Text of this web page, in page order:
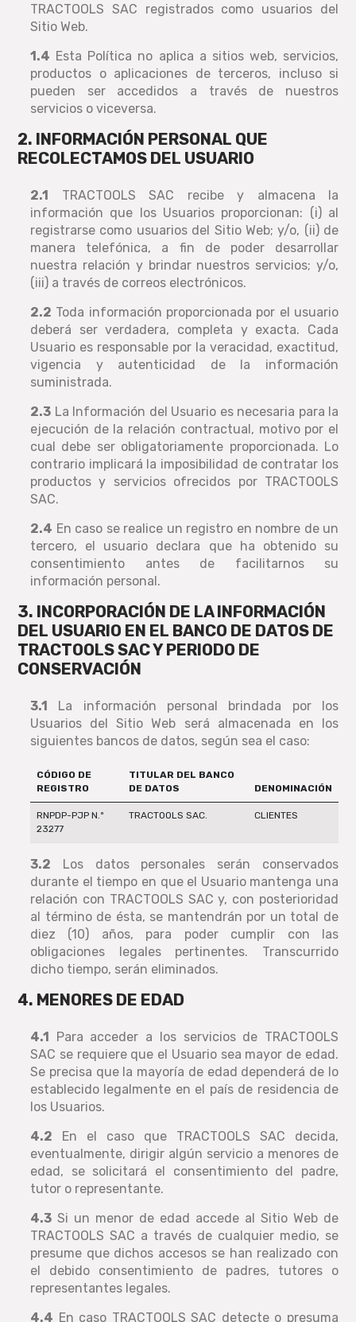
TRACTOOLS SAC registrados como usuarios del
Sitio Web.
1.4 Esta Política no aplica a sitios web, servicios,
productos o aplicaciones de terceros, incluso si
pueden ser accedidos a través de nuestros
servicios o viceversa.
2. INFORMACIÓN PERSONAL QUE
RECOLECTAMOS DEL USUARIO
2.1 TRACTOOLS SAC recibe y almacena la
información que los Usuarios proporcionan: (i) al
registrarse como usuarios del Sitio Web; y/o, (ii) de
manera telefónica, a fin de poder desarrollar
nuestra relación y brindar nuestros servicios; y/o,
(iii) a través de correos electrónicos.
2.2 Toda información proporcionada por el usuario
deberá ser verdadera, completa y exacta. Cada
Usuario es responsable por la veracidad, exactitud,
vigencia y autenticidad de la información
suministrada.
2.3 La Información del Usuario es necesaria para la
ejecución de la relación contractual, motivo por el
cual debe ser obligatoriamente proporcionada. Lo
contrario implicará la imposibilidad de contratar los
productos y servicios ofrecidos por TRACTOOLS
SAC.
2.4 En caso se realice un registro en nombre de un
tercero, el usuario declara que ha obtenido su
consentimiento antes de facilitarnos su
información personal.
3. INCORPORACIÓN DE LA INFORMACIÓN
DEL USUARIO EN EL BANCO DE DATOS DE
TRACTOOLS SAC Y PERIODO DE
CONSERVACIÓN
3.1 La información personal brindada por los
Usuarios del Sitio Web será almacenada en los
siguientes bancos de datos, según sea el caso:
CÓDIGO DE
REGISTRO
TITULAR DEL BANCO
DE DATOS
DENOMINACIÓN
RNPDP-PJP N.º
23277
TRACTOOLS SAC. CLIENTES
3.2 Los datos personales serán conservados
durante el tiempo en que el Usuario mantenga una
relación con TRACTOOLS SAC y, con posterioridad
al término de ésta, se mantendrán por un total de
diez (10) años, para poder cumplir con las
obligaciones legales pertinentes. Transcurrido
dicho tiempo, serán eliminados.
4. MENORES DE EDAD
4.1 Para acceder a los servicios de TRACTOOLS
SAC se requiere que el Usuario sea mayor de edad.
Se precisa que la mayoría de edad dependerá de lo
establecido legalmente en el país de residencia de
los Usuarios.
4.2 En el caso que TRACTOOLS SAC decida,
eventualmente, dirigir algún servicio a menores de
edad, se solicitará el consentimiento del padre,
tutor o representante.
4.3 Si un menor de edad accede al Sitio Web de
TRACTOOLS SAC a través de cualquier medio, se
presume que dichos accesos se han realizado con
el debido consentimiento de padres, tutores o
representantes legales.
4.4 En caso TRACTOOLS SAC detecte o presuma